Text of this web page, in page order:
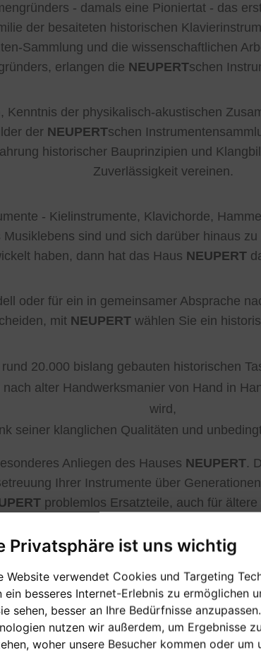
Privatsphäre ist uns wichtig
Website verwendet Cookies und Targeting
ein besseres Internet-Erlebnis zu ermöglichen
sehen, besser an Ihre Bedürfnisse
nutzen wir außerdem, um Ergebnisse
woher unsere Besucher kommen oder um
- damals eine Pioniertat - das
der besaiteten historischen
Sammlung und die wissenschaftlichen
erlangen die NEUPERTschen
Kenntnis der physikalisch-akustischen
der NEUPERTschen
historischer Bauprinzipien und
Zuverlässigkeit vereinen.
- Kielinstrumente, Klavichorde,
sind und sich darüber hinaus
haben, dann hat das Haus NEUPERT
oder für ein in gemeinsamer Absprache
mit NEUPERT wählen Sie ein
20.000 bislang gebauten historischen
alter Handwerksmanier von Hand in
wird,
seiner klanglichen Qualitäten und
Anliegen des Hauses NEUPERT.
Ihrer Instrumente über
problemlos Ersatzteile, auch für